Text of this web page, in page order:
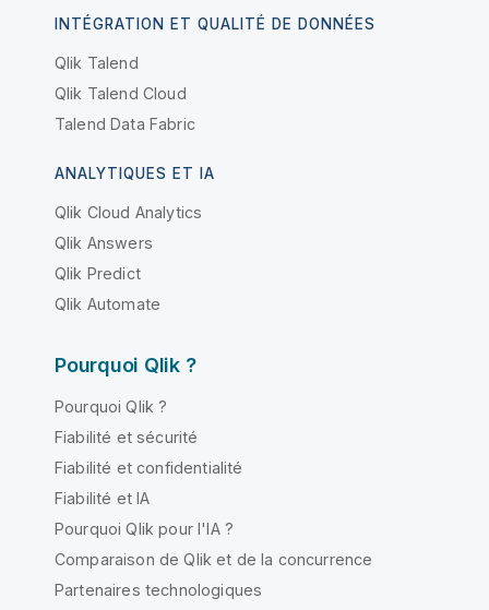
INTÉGRATION ET QUALITÉ DE DONNÉES
Qlik Talend
Qlik Talend Cloud
Talend Data Fabric
ANALYTIQUES ET IA
Qlik Cloud Analytics
Qlik Answers
Qlik Predict
Qlik Automate
Pourquoi Qlik ?
Pourquoi Qlik ?
Fiabilité et sécurité
Fiabilité et confidentialité
Fiabilité et IA
Pourquoi Qlik pour l'IA ?
Comparaison de Qlik et de la concurrence
Partenaires technologiques